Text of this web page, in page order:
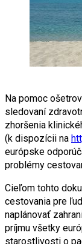
Na pomoc
sledovaní
zhoršenia
(k dispozícii na
európske
problémy
Cieľom tohto
cestovania pre
naplánovať
príjmu všetky
starostlivosti o